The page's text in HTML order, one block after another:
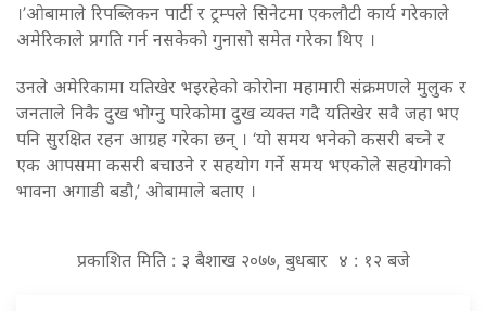
।’ओबामाले रिपब्लिकन पार्टी र ट्रम्पले सिनेटमा एकलौटी कार्य गरेकाले
अमेरिकाले प्रगति गर्न नसकेको गुनासो समेत गरेका थिए ।
उनले अमेरिकामा यतिखेर भइरहेको कोरोना महामारी संक्रमणले मुलुक र
जनताले निकै दुख भोग्नु पारेकोमा दुख व्यक्त गदै यतिखेर सवै जहा भए
पनि सुरक्षित रहन आग्रह गरेका छन् । ‘यो समय भनेको कसरी बच्ने र
एक आपसमा कसरी बचाउने र सहयोग गर्ने समय भएकोले सहयोगको
भावना अगाडी बडौ,’ ओबामाले बताए ।
प्रकाशित मिति : ३ बैशाख २०७७, बुधबार ४ : १२ बजे